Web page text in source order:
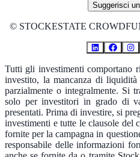
Suggerisci
© STOCKESTATE
Tutti gli investimenti comportano
investito, la mancanza di
parzialmente o integralmente. Si
solo per investitori in grado di
presentati. Prima di investire, si
investimenti e tutte le clausole del
fornite per la campagna in
responsabile delle informazioni